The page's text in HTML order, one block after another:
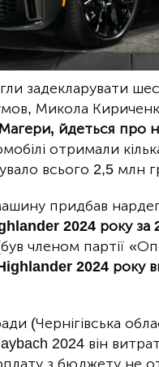
задекларувати
Микола
йдеться про
отримали
всього 2,5 млн
придбав
2024 року за
членом партії
2024 року
(Чернігівська
2024 він
з бюджету не